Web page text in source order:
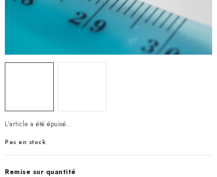
L'article a été épuisé…
Pas en stock
Remise sur quantité